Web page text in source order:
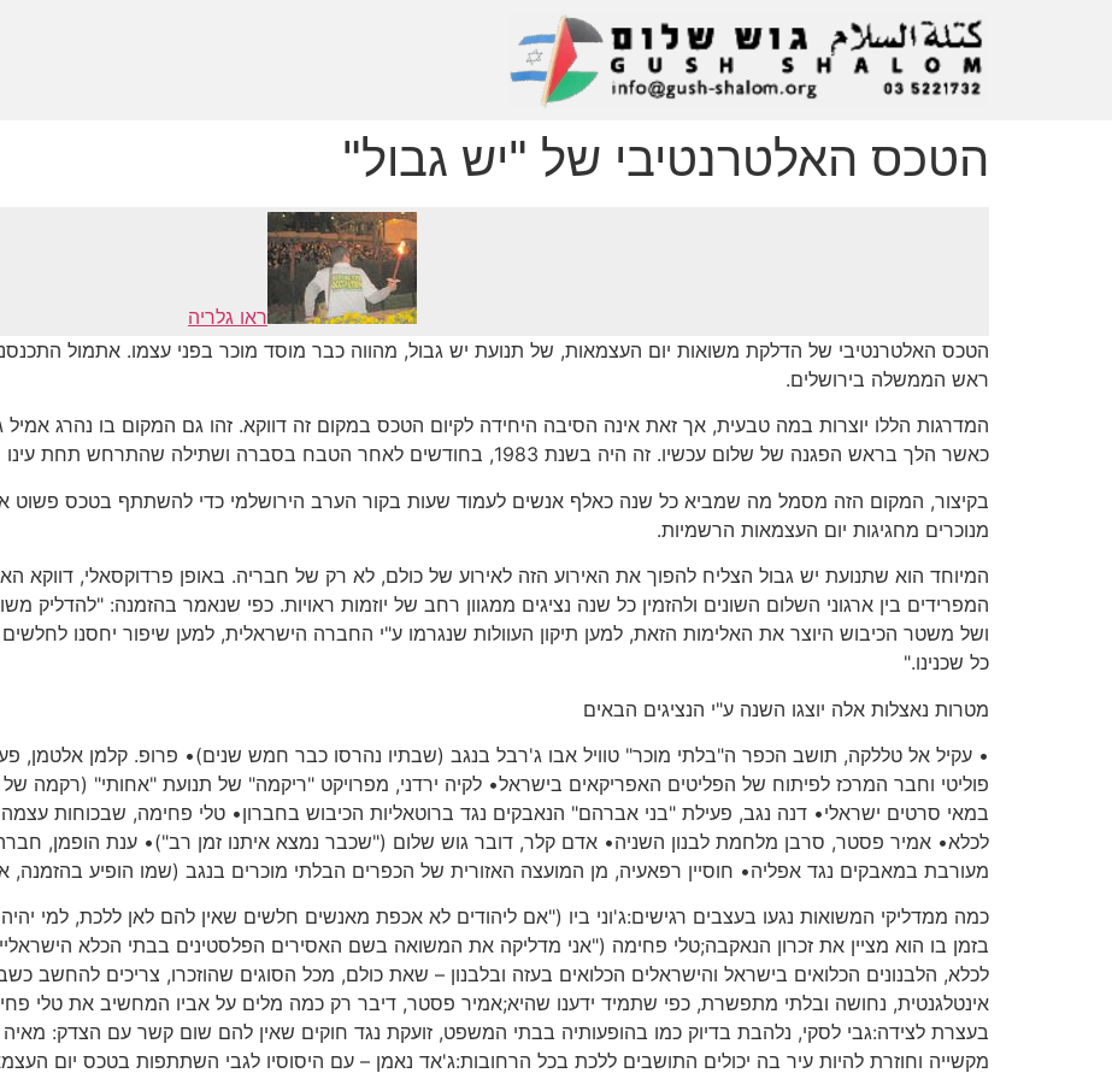
הטכס האלטרנטיבי של "יש גבול"
ראו גלריה
הטכס האלטרנטיבי של הדלקת משואות יום העצמאות, של תנועת יש גבול, מהווה כבר מוסד מוכר בפני עצמו. אתמול
ראש הממשלה בירושלים.
המדרגות הללו יוצרות במה טבעית, אך זאת אינה הסיבה היחידה לקיום הטכס במקום זה דווקא. זהו גם המקום בו נהרג אמיל
כאשר הלך בראש הפגנה של שלום עכשיו. זה היה בשנת 1983, בחודשים לאחר הטבח בסברה ושתילה שהתרחש תחת עינו הפקוחה של צה"ל.
בקיצור, המקום הזה מסמל מה שמביא כל שנה כאלף אנשים לעמוד שעות בקור הערב הירושלמי כדי להשתתף בטכס פשוט
מנוכרים מחגיגות יום העצמאות הרשמיות.
המיוחד הוא שתנועת יש גבול הצליח להפוך את האירוע הזה לאירוע של כולם, לא רק של חבריה. באופן פרדוקסאלי, דווקא
המפרידים בין ארגוני השלום השונים ולהזמין כל שנה נציגים ממגוון רחב של יוזמות ראויות. כפי שנאמר בהזמנה:
ושל משטר הכיבוש היוצר את האלימות הזאת, למען תיקון העוולות שנגרמו ע"י החברה הישראלית, למען שיפור יחסנו לחלשים
כל שכנינו."
מטרות נאצלות אלה יוצגו השנה ע"י הנציגים הבאים
• עקיל אל טללקה, תושב הכפר ה"בלתי מוכר" טוויל אבו ג'רבל בנגב (שבתיו נהרסו כבר חמש שנים)• פרופ. קלמן אלטמן,
פוליטי וחבר המרכז לפיתוח של הפליטים האפריקאים בישראל• לקיה ירדני, מפרויקט "ריקמה" של תנועת "אחותי" (רקמה
במאי סרטים ישראלי• דנה נגב, פעילת "בני אברהם" הנאבקים נגד ברוטאליות הכיבוש בחברון• טלי פחימה, שבכוחות
לכלא• אמיר פסטר, סרבן מלחמת לבנון השניה• אדם קלר, דובר גוש שלום ("שכבר נמצא איתנו זמן רב")• ענת הופמן,
מעורבת במאבקים נגד אפליה• חוסיין רפאעיה, מן המועצה האזורית של הכפרים הבלתי מוכרים בנגב (שמו הופיע בהזמנה,
כמה ממדליקי המשואות נגעו בעצבים רגישים:ג'וני ביו ("אם ליהודים לא אכפת מאנשים חלשים שאין להם לאן ללכת, למי
בזמן בו הוא מציין את זכרון הנאקבה;טלי פחימה ("אני מדליקה את המשואה בשם האסירים הפלסטינים בבתי הכלא
לכלא, הלבנונים הכלואים בישראל והישראלים הכלואים בעזה ובלבנון – שאת כולם, מכל הסוגים שהוזכרו, צריכים
אינטלגנטית, נחושה ובלתי מתפשרת, כפי שתמיד ידענו שהיא;אמיר פסטר, דיבר רק כמה מלים על אביו המחשיב את טלי
בעצרת לצידה:גבי לסקי, נלהבת בדיוק כמו בהופעותיה בבתי המשפט, זועקת נגד חוקים שאין להם שום קשר עם הצדק:
מקשייה וחוזרת להיות עיר בה יכולים התושבים ללכת בכל הרחובות:ג'אד נאמן – עם היסוסיו לגבי השתתפות בטכס יום